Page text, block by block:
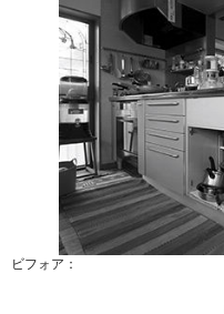
ビフォア：